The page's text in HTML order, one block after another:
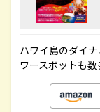
ハワイ島のダイ
ワースポットも